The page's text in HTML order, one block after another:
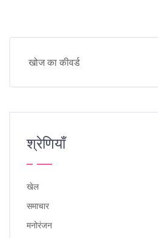
श्रेणियाँ
खेल
समाचार
मनोरंजन